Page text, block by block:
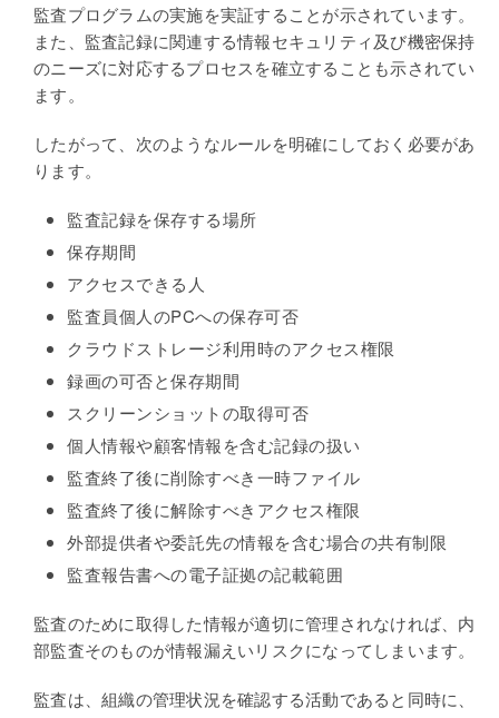
監査プログラムの実施を実証することが示されています。
また、監査記録に関連する情報セキュリティ及び機密保持
のニーズに対応するプロセスを確立することも示されてい
ます。
したがって、次のようなルールを明確にしておく必要があ
ります。
監査記録を保存する場所
保存期間
アクセスできる人
監査員個人のPCへの保存可否
クラウドストレージ利用時のアクセス権限
録画の可否と保存期間
スクリーンショットの取得可否
個人情報や顧客情報を含む記録の扱い
監査終了後に削除すべき一時ファイル
監査終了後に解除すべきアクセス権限
外部提供者や委託先の情報を含む場合の共有制限
監査報告書への電子証拠の記載範囲
監査のために取得した情報が適切に管理されなければ、内
部監査そのものが情報漏えいリスクになってしまいます。
監査は、組織の管理状況を確認する活動であると同時に、